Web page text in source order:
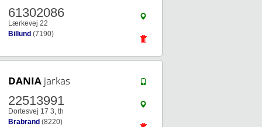
61302086
Lærkevej 22
Billund (7190)
DANIA jarkas
22513991
Dortesvej 17 3, th
Brabrand (8220)